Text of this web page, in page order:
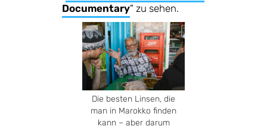
Documentary" zu sehen.
Die besten Linsen, die
man in Marokko finden
kann – aber darum